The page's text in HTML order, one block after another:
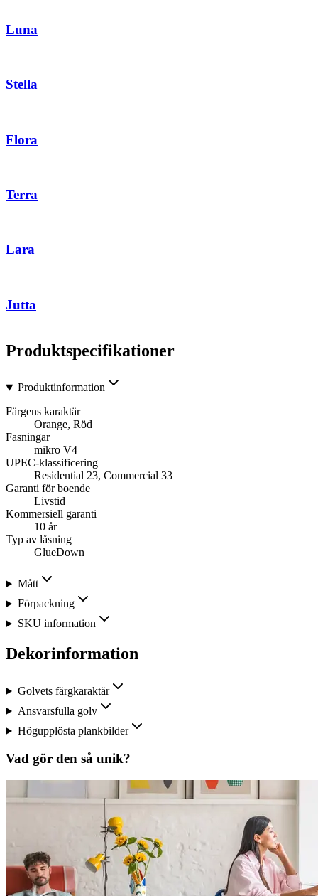
Luna
Stella
Flora
Terra
Lara
Jutta
Produktspecifikationer
Produktinformation
Färgens karaktär
Orange, Röd
Fasningar
mikro V4
UPEC-klassificering
Residential 23, Commercial 33
Garanti för boende
Livstid
Kommersiell garanti
10 år
Typ av låsning
GlueDown
Mått
Förpackning
SKU information
Dekorinformation
Golvets färgkaraktär
Ansvarsfulla golv
Högupplösta plankbilder
Vad gör den så unik?